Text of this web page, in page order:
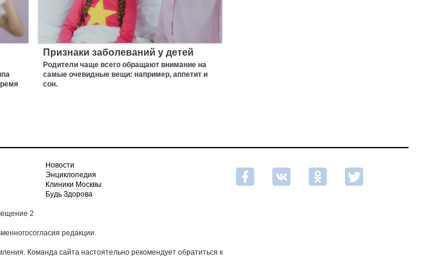
Признаки заболеваний у детей
Родители чаще всего обращают внимание на
самые очевидные вещи: например, аппетит и
сон.
Новости
Энциклопедия
Клиники Москвы
Будь Здорова
2
редакции.
Команда сайта настоятельно рекомендует обратиться к